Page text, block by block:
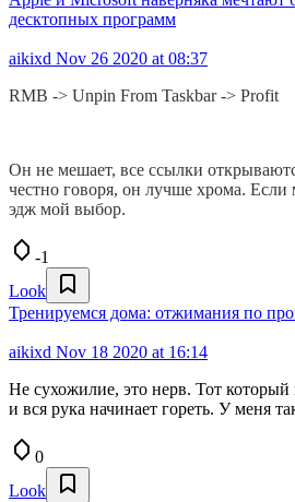
десктопных программ
aikixd Nov 26 2020 at 08:37
RMB -> Unpin From Taskbar -> Profit
Он не мешает, все ссылки
честно говоря, он лучше хрома.
эдж мой выбор.
-1
Look
Тренируемся дома: отжимания по
aikixd Nov 18 2020 at 16:14
Не сухожилие, это нерв. Тот
и вся рука начинает гореть. У меня
0
Look